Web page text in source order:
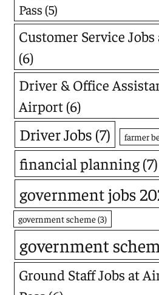
Pass(5)
Customer Service
(6)
Driver & Office
Airport (6)
Driver Jobs (7) farmer
financial planning(7)
government jobs
government scheme(3)
government
Ground Staff Jobs at